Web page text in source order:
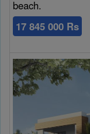
beach.
17 845 000 Rs